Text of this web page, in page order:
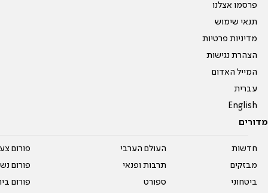
פרסמו אצלנו
תנאי שימוש
מדיניות פרטיות
הצהרת נגישות
המייל האדום
עברית
English
מדורים
חדשות
מבזקים
ביטחוני
העולם הערבי
תרבות ופנאי
ספורט
פורום
פורום
פורום